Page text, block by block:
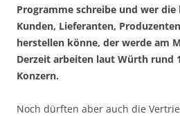
Programme schreibe und wer
Kunden, Lieferanten,
herstellen könne, der werde am
Derzeit arbeiten laut Würth rund
Konzern.
Noch dürften aber auch die